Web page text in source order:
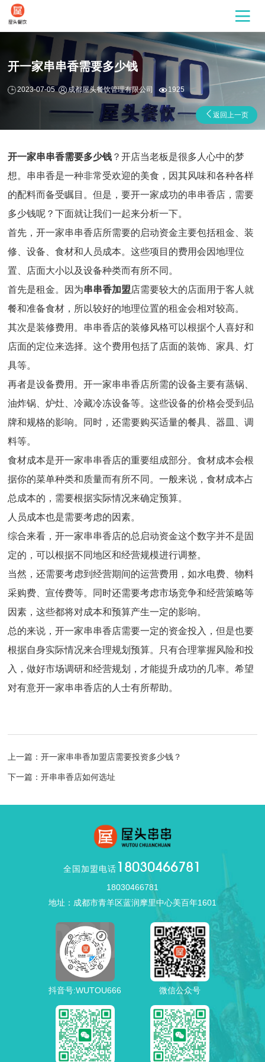
返回上一页
开一家串串香需要多少钱
2023-07-05 成都屋头餐饮管理有限公司 1925
开一家串串香需要多少钱 ？开店当老板是很多人心中的梦
想。串串香是一种非常受欢迎的美食，因其风味和各种各样
的配料而备受瞩目。但是，要开一家成功的串串香店，需要
多少钱呢？下面就让我们一起来分析一下。
首先，开一家串串香店所需要的启动资金主要包括租金、装
修、设备、食材和人员成本。这些项目的费用会因地理位
置、店面大小以及设备种类而有所不同。
首先是租金。因为串串香加盟店需要较大的店面用于客人就
餐和准备食材，所以较好的地理位置的租金会相对较高。
其次是装修费用。串串香店的装修风格可以根据个人喜好和
店面的定位来选择。这个费用包括了店面的装饰、家具、灯
具等。
再者是设备费用。开一家串串香店所需的设备主要有蒸锅、
油炸锅、炉灶、冷藏冷冻设备等。这些设备的价格会受到品
牌和规格的影响。同时，还需要购买适量的餐具、器皿、调
料等。
食材成本是开一家串串香店的重要组成部分。食材成本会根
据你的菜单种类和质量而有所不同。一般来说，食材成本占
总成本的，需要根据实际情况来确定预算。
人员成本也是需要考虑的因素。
综合来看，开一家串串香店的总启动资金这个数字并不是固
定的，可以根据不同地区和经营规模进行调整。
当然，还需要考虑到经营期间的运营费用，如水电费、物料
采购费、宣传费等。同时还需要考虑市场竞争和经营策略等
因素，这些都将对成本和预算产生一定的影响。
总的来说，开一家串串香店需要一定的资金投入，但是也要
根据自身实际情况来合理规划预算。只有合理掌握风险和投
入，做好市场调研和经营规划，才能提升成功的几率。希望
对有意开一家串串香店的人士有所帮助。
上一篇：开一家串串香加盟店需要投资多少钱？
下一篇：开串串香店如何选址
全国加盟电话 18030466781
18030466781
地址：成都市青羊区蓝润摩里中心美百年1601
抖音号:WUTOU666 微信公众号